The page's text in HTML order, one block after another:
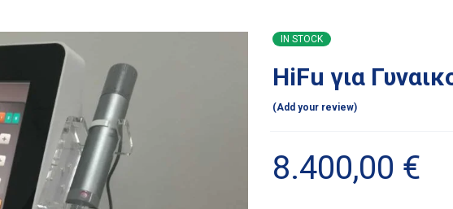
IN STOCK
HiFu για
Add your review
8.400,00 €